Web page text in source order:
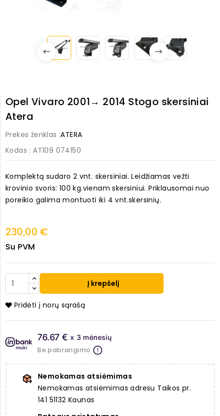
Opel Vivaro 2001→ 2014 Stogo skersiniai
Atera
Prekės ženklas :ATERA
Kodas : AT109 074150
Komplektą sudaro 2 vnt. skersiniai. Leidžiamas vežti
krovinio svoris: 100 kg.vienam skersiniui. Priklausomai nuo
poreikio galima montuoti iki 4 vnt.skersinių.
230,00 €
Su PVM
Į krepšelį
Pridėti į norų sąrašą
76.67 € x 3 mėnesių
Be pabrangimo
Nemokamas atsiėmimas
Nemokamas atsiėmimas adresu Taikos pr.
141 51132 Kaunas